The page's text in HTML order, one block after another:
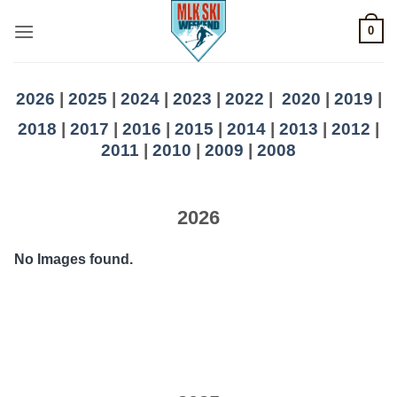
0
2026 2025 2024| 2023 2022 2020 2019
2018 | 2017 | 2016 | 2015 | 2014 | 2013 | 2012 |
2011 | 2010 | 2009 | 2008
2026
No Images found.